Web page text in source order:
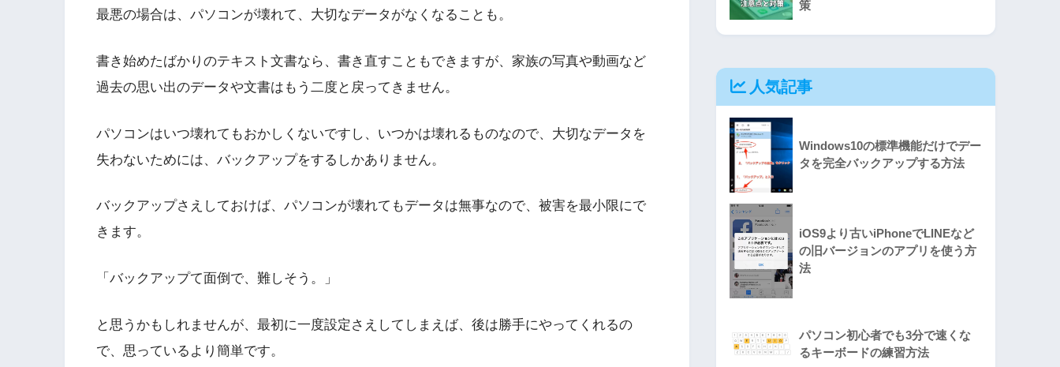
最悪の場合は、パソコンが壊れて、大切なデータがなくなることも。
書き始めたばかりのテキスト文書なら、書き直すこともできますが、家族の写真や動画など
過去の思い出のデータや文書はもう二度と戻ってきません。
パソコンはいつ壊れてもおかしくないですし、いつかは壊れるものなので、大切なデータを
失わないためには、バックアップをするしかありません。
バックアップさえしておけば、パソコンが壊れてもデータは無事なので、被害を最小限にで
きます。
「バックアップて面倒で、難しそう。」
と思うかもしれませんが、最初に一度設定さえしてしまえば、後は勝手にやってくれるの
で、思っているより簡単です。
策
人気記事
Windows10の標準機能だけでデー
タを完全バックアップする方法
iOS9より古いiPhoneでLINEなど
の旧バージョンのアプリを使う方
法
パソコン初心者でも3分で速くな
るキーボードの練習方法